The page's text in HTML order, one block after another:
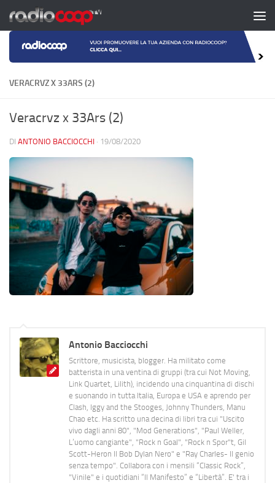
Salta al contenuto
VERACRVZ X 33ARS (2)
Veracrvz x 33Ars (2)
DI ANTONIO BACCIOCCHI · 19/08/2020
Antonio Bacciocchi
Scrittore, musicista, blogger. Ha militato come
batterista in una ventina di gruppi (tra cui Not Moving,
Link Quartet, Lilith), incidendo una cinquantina di dischi
e suonando in tutta Italia, Europa e USA e aprendo per
Clash, Iggy and the Stooges, Johnny Thunders, Manu
Chao etc. Ha scritto una decina di libri tra cui "Uscito
vivo dagli anni 80", "Mod Generations", "Paul Weller,
L’uomo cangiante", "Rock n Goal", "Rock n Spor"t, Gil
Scott-Heron Il Bob Dylan Nero" e "Ray Charles- Il genio
senza tempo". Collabora con i mensili “Classic Rock”,
"Vinile" e i quotidiani “Il Manifesto” e “Libertà”. E' tra i